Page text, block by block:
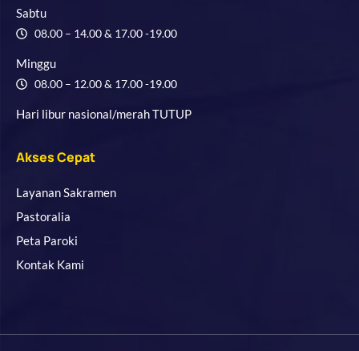
Sabtu
08.00 – 14.00 & 17.00 -19.00
Minggu
08.00 – 12.00 & 17.00 -19.00
Hari libur nasional/merah TUTUP
Akses Cepat
Layanan Sakramen
Pastoralia
Peta Paroki
Kontak Kami